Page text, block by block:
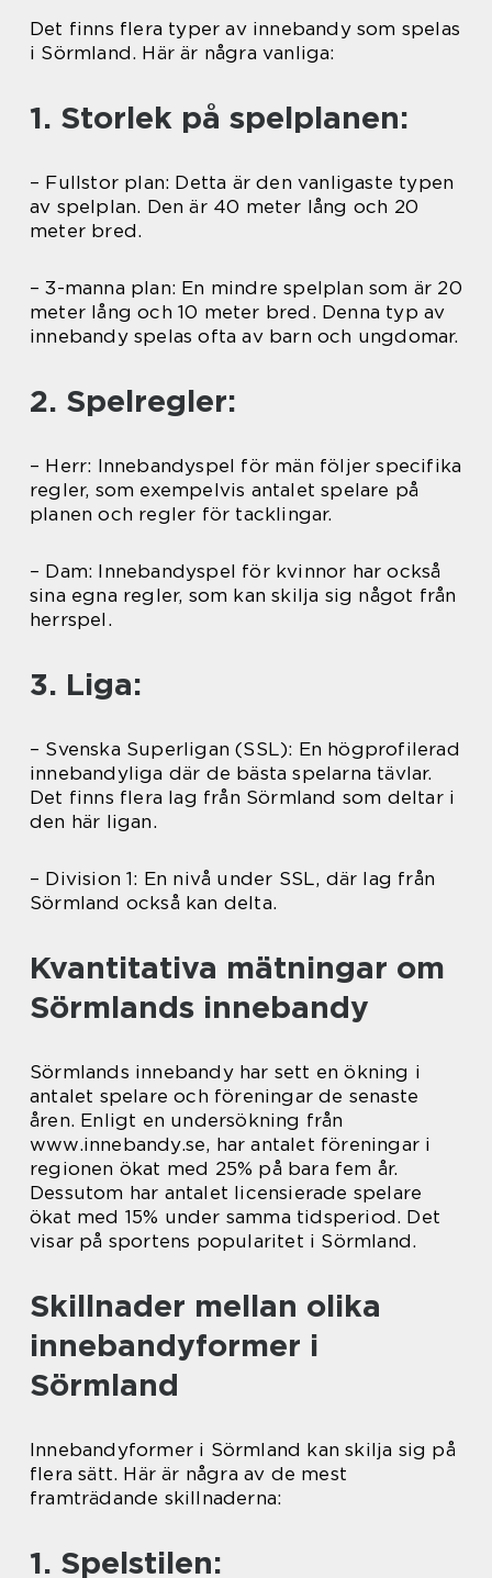
Det finns flera typer av innebandy som spelas
i Sörmland. Här är några vanliga:
1. Storlek på spelplanen:
– Fullstor plan: Detta är den vanligaste typen
av spelplan. Den är 40 meter lång och 20
meter bred.
– 3-manna plan: En mindre spelplan som är 20
meter lång och 10 meter bred. Denna typ av
innebandy spelas ofta av barn och ungdomar.
2. Spelregler:
– Herr: Innebandyspel för män följer specifika
regler, som exempelvis antalet spelare på
planen och regler för tacklingar.
– Dam: Innebandyspel för kvinnor har också
sina egna regler, som kan skilja sig något från
herrspel.
3. Liga:
– Svenska Superligan (SSL): En högprofilerad
innebandyliga där de bästa spelarna tävlar.
Det finns flera lag från Sörmland som deltar i
den här ligan.
– Division 1: En nivå under SSL, där lag från
Sörmland också kan delta.
Kvantitativa mätningar om
Sörmlands innebandy
Sörmlands innebandy har sett en ökning i
antalet spelare och föreningar de senaste
åren. Enligt en undersökning från
www.innebandy.se, har antalet föreningar i
regionen ökat med 25% på bara fem år.
Dessutom har antalet licensierade spelare
ökat med 15% under samma tidsperiod. Det
visar på sportens popularitet i Sörmland.
Skillnader mellan olika
innebandyformer i
Sörmland
Innebandyformer i Sörmland kan skilja sig på
flera sätt. Här är några av de mest
framträdande skillnaderna:
1. Spelstilen: